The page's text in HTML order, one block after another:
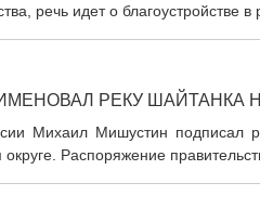
речь идет о благоустройстве
РЕКУ ШАЙТАНКА
Михаил Мишустин подписал
Распоряжение